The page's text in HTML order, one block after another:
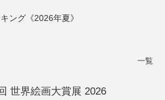
ング《2026年夏》
一覧
世界絵画大賞展 2026